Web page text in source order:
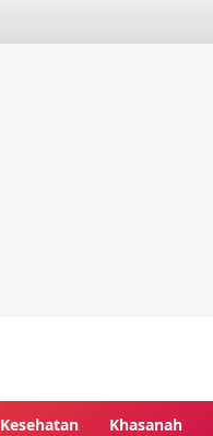
Kesehatan Khasanah